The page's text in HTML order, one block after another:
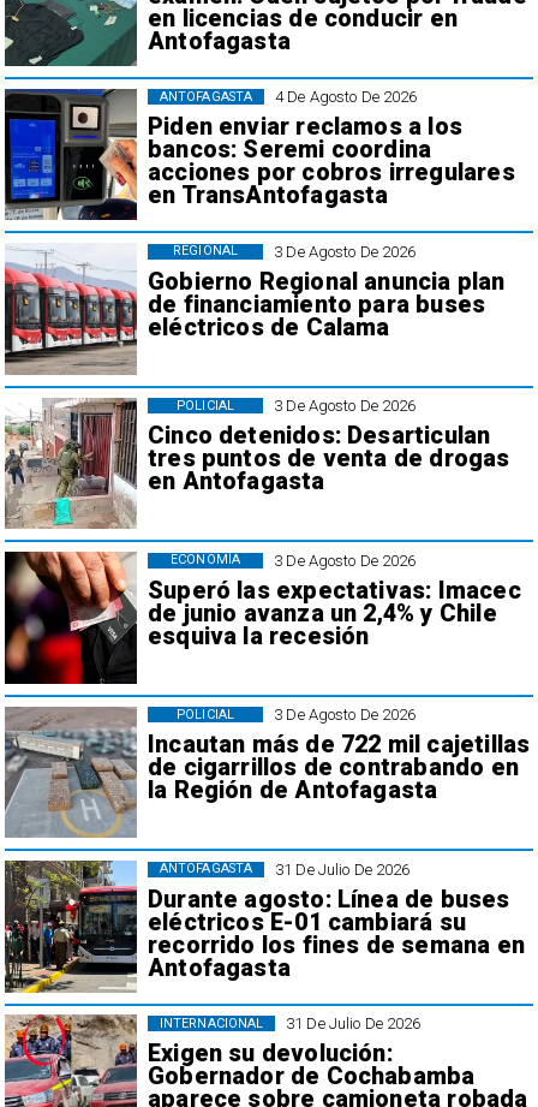
en licencias de conducir en
Antofagasta
4 De Agosto De 2026
Piden enviar reclamos a los
bancos: Seremi coordina
acciones por cobros irregulares
en TransAntofagasta
ANTOFAGASTA
3 De Agosto De 2026
Gobierno Regional anuncia plan
de financiamiento para buses
eléctricos de Calama
REGIONAL
3 De Agosto De 2026
Cinco detenidos: Desarticulan
tres puntos de venta de drogas
en Antofagasta
POLICIAL
3 De Agosto De 2026
Superó las expectativas: Imacec
de junio avanza un 2,4% y Chile
esquiva la recesión
ECONOMÍA
3 De Agosto De 2026
Incautan más de 722 mil cajetillas
de cigarrillos de contrabando en
la Región de Antofagasta
POLICIAL
31 De Julio De 2026
Durante agosto: Línea de buses
eléctricos E-01 cambiará su
recorrido los fines de semana en
Antofagasta
ANTOFAGASTA
31 De Julio De 2026
Exigen su devolución:
Gobernador de Cochabamba
aparece sobre camioneta robada
INTERNACIONAL